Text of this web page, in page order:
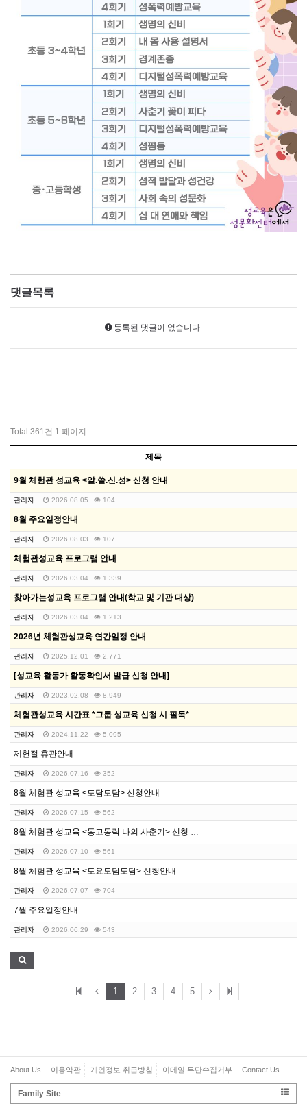
댓글목록
등록된 댓글이 없습니다.
Total 361건 1 페이지
제목
9월 체험관 성교육 <알.쓸.신.성> 신청 안내
관리자 2026.08.05 104
8월 주요일정안내
관리자 2026.08.03 107
체험관성교육 프로그램 안내
관리자 2026.03.04 1,339
찾아가는성교육 프로그램 안내(학교 및 기관 대상)
관리자 2026.03.04 1,213
2026년 체험관성교육 연간일정 안내
관리자 2025.12.01 2,771
[성교육 활동가 활동확인서 발급 신청 안내]
관리자 2023.02.08 8,949
체험관성교육 시간표 *그룹 성교육 신청 시 필독*
관리자 2024.11.22 5,095
제헌절 휴관안내
관리자 2026.07.16 352
8월 체험관 성교육 <도담도담> 신청안내
관리자 2026.07.15 562
8월 체험관 성교육 <동고동락 나의 사춘기> 신청 안내
관리자 2026.07.10 561
8월 체험관 성교육 <토요도담도담> 신청안내
관리자 2026.07.07 704
7월 주요일정안내
관리자 2026.06.29 543
1 2 3 4 5
About Us 이용약관 개인정보 취급방침 이메일 무단수집거부 Contact Us
Family Site